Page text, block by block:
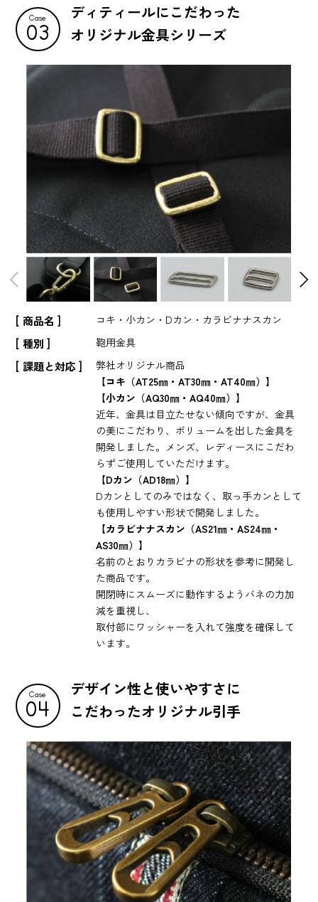
Case
03
ディティールにこだわった
オリジナル金具シリーズ
商品名 コキ・小カン・Dカン・カラビナナスカン
種別 鞄用金具
課題と対応
弊社オリジナル商品
【コキ（AT25㎜・AT30㎜・AT40㎜）】
【小カン（AQ30㎜・AQ40㎜）】
近年、金具は目立たせない傾向ですが、金具
の美にこだわり、ボリュームを出した金具を
開発しました。メンズ、レディースにこだわ
らずご使用していただけます。
【Dカン（AD18㎜）】
Dカンとしてのみではなく、取っ手カンとして
も使用しやすい形状で開発しました。
【カラビナナスカン（AS21㎜・AS24㎜・
AS30㎜）】
名前のとおりカラビナの形状を参考に開発し
た商品です。
開閉時にスムーズに動作するようバネの力加
減を重視し、
取付部にワッシャーを入れて強度を確保して
います。
Case
04
デザイン性と使いやすさに
こだわったオリジナル引手